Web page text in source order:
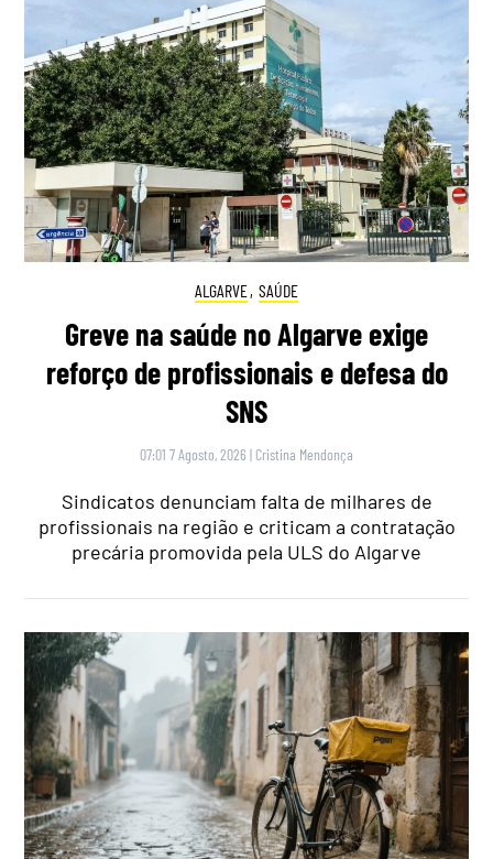
ALGARVE, SAÚDE
Greve na saúde no Algarve exige
reforço de profissionais e defesa do
SNS
07:01 7 Agosto, 2026 | Cristina Mendonça
Sindicatos denunciam falta de milhares de
profissionais na região e criticam a contratação
precária promovida pela ULS do Algarve